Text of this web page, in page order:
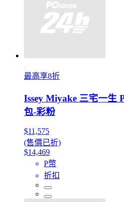
最高享8折
Issey Miyake 三宅一生
包-彩粉
$11,575
(售價已折)
$14,469
P幣
折扣